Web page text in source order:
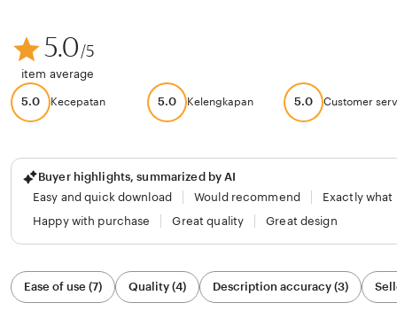
5.0/5
item average
5.0 Kecepatan 5.0 Kelengkapan 5.0 Customer
Buyer highlights, summarized by AI
Easy and quick download
Would recommend
Exactly what
Happy with purchase
Great quality Great design
Filter
by
category
Ease of use (7) Quality (4) Description accuracy (3)